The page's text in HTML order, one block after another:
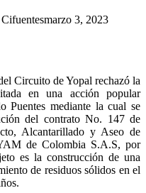
marzo 3, 2023
Circuito de Yopal rechazó la
en una acción popular
Puentes mediante la cual se
del contrato No. 147 de
Alcantarillado y Aseo de
de Colombia S.A.S, por
es la construcción de una
de residuos sólidos en el